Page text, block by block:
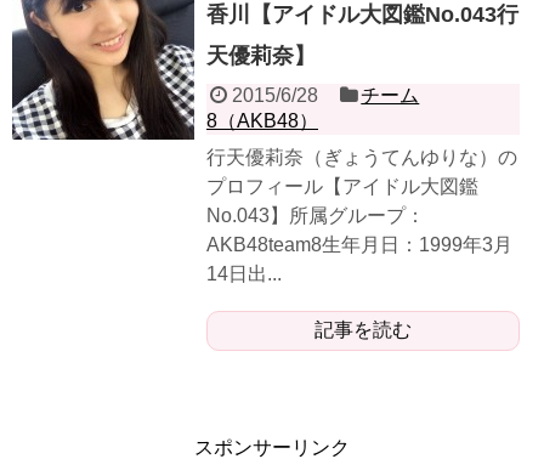
香川【アイドル大図鑑No.043行
天優莉奈】
2015/6/28
チーム
8（AKB48）
行天優莉奈（ぎょうてんゆりな）の
プロフィール【アイドル大図鑑
No.043】所属グループ：
AKB48team8生年月日：1999年3月
14日出...
記事を読む
スポンサーリンク